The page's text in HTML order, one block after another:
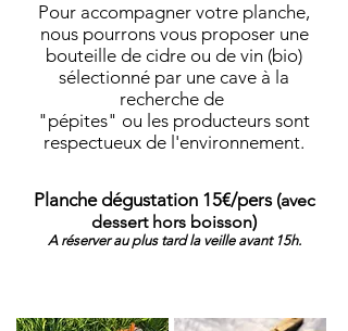
Pour accompagner votre planche,
nous pourrons vous proposer une
bouteille de cidre ou de vin (bio)
sélectionné par une cave à la
recherche de
"pépites" ou les producteurs sont
respectueux de l'environnement.
Planche dégustation 15€/pers (avec
dessert hors boisson)
A réserver au plus tard la veille avant 15h.